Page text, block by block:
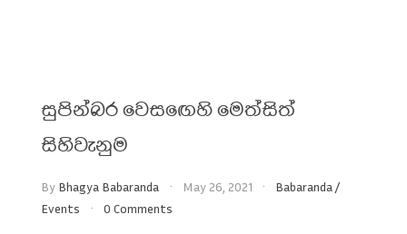
සුපින්බර වෙසඟෙහි මෙත්සිත්
සිහිවැනුම
By Bhagya Babaranda May 26, 2021 Babaranda/
Events
0 Comments